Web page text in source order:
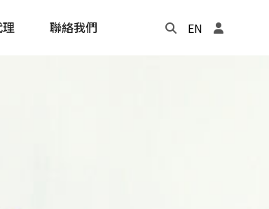
聯絡我們 EN